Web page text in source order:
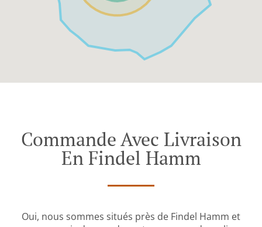
Commande Avec Livraison
En Findel Hamm
Oui, nous sommes situés près de Findel Hamm et